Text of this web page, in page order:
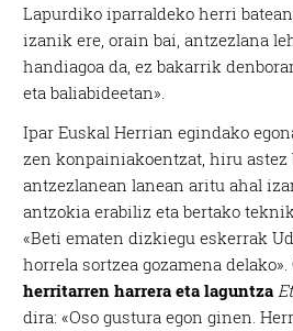
Lapurdiko iparraldeko herri
izanik ere, orain bai, antzezlana
handiagoa da, ez bakarrik
eta baliabideetan».
Ipar Euskal Herrian egindako
zen konpainiakoentzat, hiru astez
antzezlanean lanean aritu ahal
antzokia erabiliz eta bertako
«Beti ematen dizkiegu eskerrak
horrela sortzea gozamena
herritarren harrera eta laguntza
dira: «Oso gustura egon ginen.